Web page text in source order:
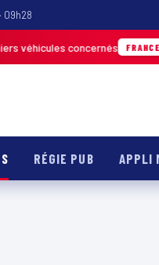
09h28
FRANCE & INTERNATIONALE
RÉGIE PUB APPLI